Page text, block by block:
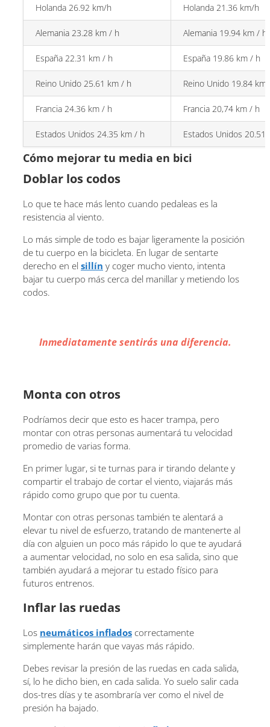
Holanda 26.92 km/h Holanda 21.36 km/h
Alemania 23.28 km / h Alemania 19.94 km / h
España 22.31 km / h España 19.86 km / h
Reino Unido 25.61 km / h Reino Unido 19.84 km
Francia 24.36 km / h Francia 20,74 km / h
Estados Unidos 24.35 km / h Estados Unidos 20.51
Cómo mejorar tu media en bici
Doblar los codos
Lo que te hace más lento cuando pedaleas es la
resistencia al viento.
Lo más simple de todo es bajar ligeramente la posición
de tu cuerpo en la bicicleta. En lugar de sentarte
derecho en el sillín y coger mucho viento, intenta
bajar tu cuerpo más cerca del manillar y metiendo los
codos.
Inmediatamente sentirás una diferencia.
Monta con otros
Podríamos decir que esto es hacer trampa, pero
montar con otras personas aumentará tu velocidad
promedio de varias forma.
En primer lugar, si te turnas para ir tirando delante y
compartir el trabajo de cortar el viento, viajarás más
rápido como grupo que por tu cuenta.
Montar con otras personas también te alentará a
elevar tu nivel de esfuerzo, tratando de mantenerte al
día con alguien un poco más rápido lo que te ayudará
a aumentar velocidad, no solo en esa salida, sino que
también ayudará a mejorar tu estado físico para
futuros entrenos.
Inflar las ruedas
Los neumáticos inflados correctamente
simplemente harán que vayas más rápido.
Debes revisar la presión de las ruedas en cada salida,
sí, lo he dicho bien, en cada salida. Yo suelo salir cada
dos-tres días y te asombraría ver como el nivel de
presión ha bajado.